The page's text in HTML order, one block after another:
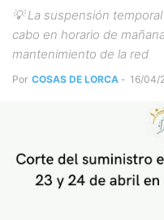
💡 La suspensión
cabo en horario de
mantenimiento de la red
Por COSAS DE LORCA - 16/04/